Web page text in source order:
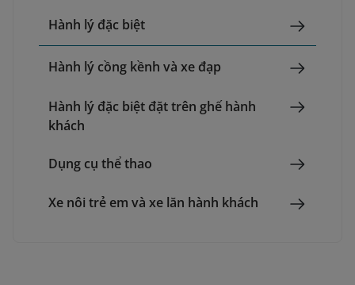
Hành lý đặc biệt
Hành lý cồng kềnh và xe đạp
Hành lý đặc biệt đặt trên ghế hành
khách
Dụng cụ thể thao
Xe nôi trẻ em và xe lăn hành khách